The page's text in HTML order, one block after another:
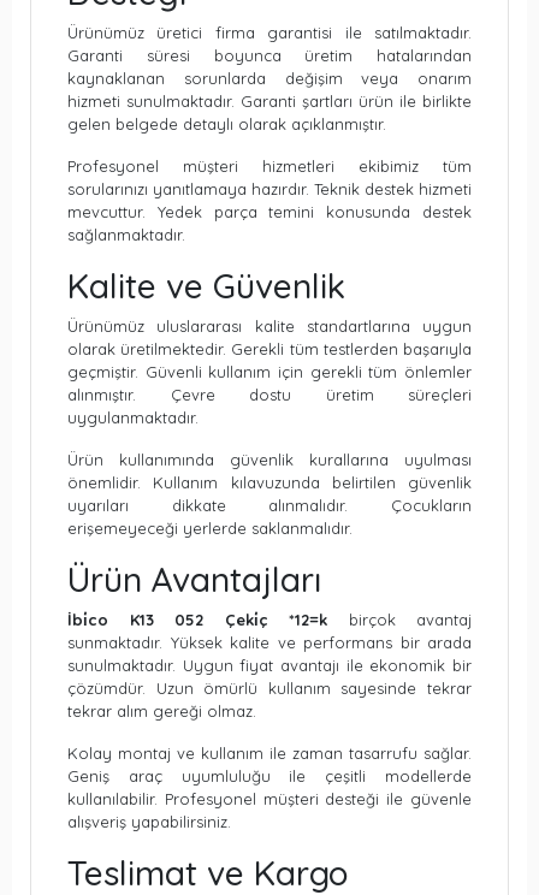
Ürünümüz üretici firma garantisi ile satılmaktadır.
Garanti süresi boyunca üretim hatalarından
kaynaklanan sorunlarda değişim veya onarım
hizmeti sunulmaktadır. Garanti şartları ürün ile birlikte
gelen belgede detaylı olarak açıklanmıştır.
Profesyonel müşteri hizmetleri ekibimiz tüm
sorularınızı yanıtlamaya hazırdır. Teknik destek hizmeti
mevcuttur. Yedek parça temini konusunda destek
sağlanmaktadır.
Kalite ve Güvenlik
Ürünümüz uluslararası kalite standartlarına uygun
olarak üretilmektedir. Gerekli tüm testlerden başarıyla
geçmiştir. Güvenli kullanım için gerekli tüm önlemler
alınmıştır. Çevre dostu üretim süreçleri
uygulanmaktadır.
Ürün kullanımında güvenlik kurallarına uyulması
önemlidir. Kullanım kılavuzunda belirtilen güvenlik
uyarıları dikkate alınmalıdır. Çocukların
erişemeyeceği yerlerde saklanmalıdır.
Ürün Avantajları
İbi̇co K13 052 Çeki̇ç *12=k birçok avantaj
sunmaktadır. Yüksek kalite ve performans bir arada
sunulmaktadır. Uygun fiyat avantajı ile ekonomik bir
çözümdür. Uzun ömürlü kullanım sayesinde tekrar
tekrar alım gereği olmaz.
Kolay montaj ve kullanım ile zaman tasarrufu sağlar.
Geniş araç uyumluluğu ile çeşitli modellerde
kullanılabilir. Profesyonel müşteri desteği ile güvenle
alışveriş yapabilirsiniz.
Teslimat ve Kargo